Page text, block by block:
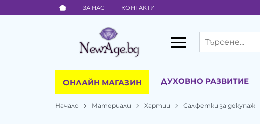
ЗА НАС КОНТАКТИ
ОНЛАЙН МАГАЗИН ДУХОВНО РАЗВИТИЕ
Начало Материали Хартии Салфетки за декупаж